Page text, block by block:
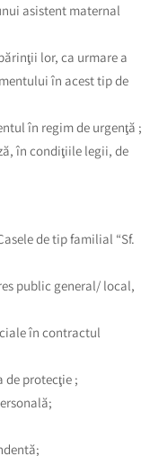
asistent maternal
lor, ca urmare a
în acest tip de
în regim de urgenţă ;
în condiţiile legii, de
de tip familial “Sf.
public general/ local,
în contractul
de protecţie ;